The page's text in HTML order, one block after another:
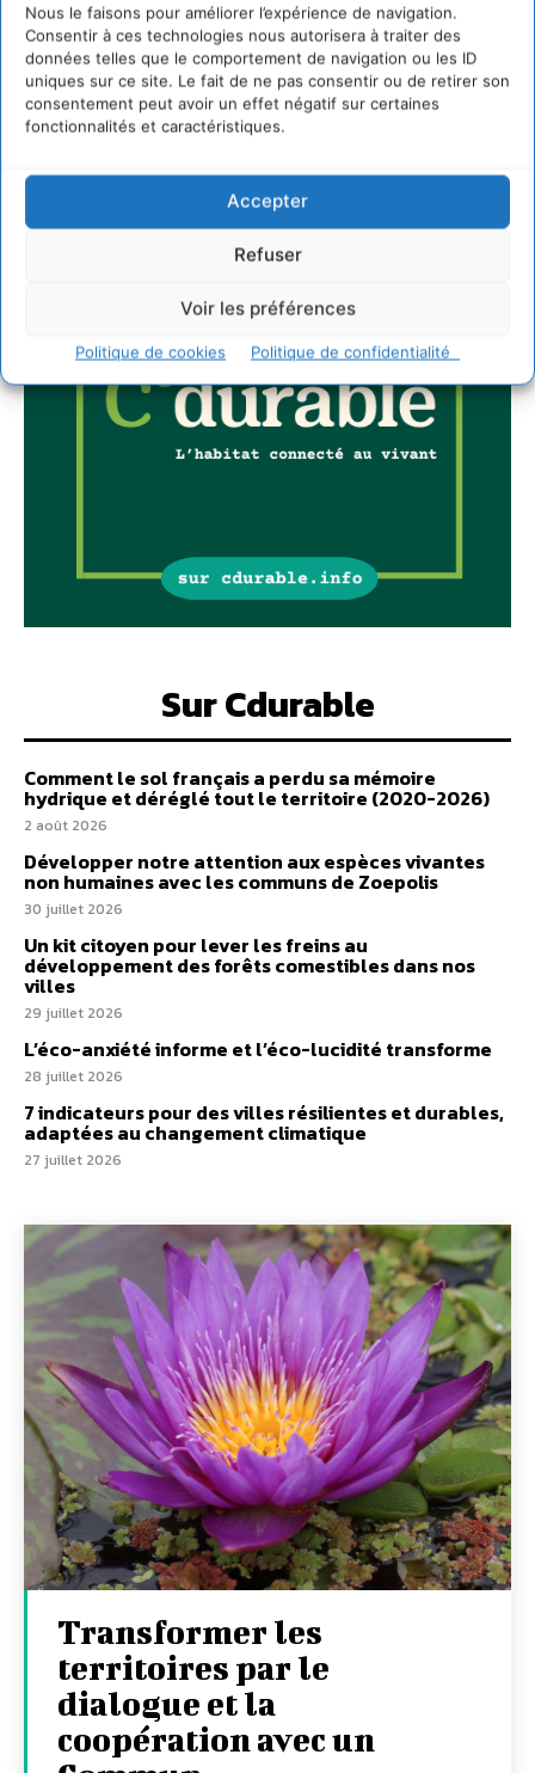
Nous le faisons pour améliorer l’expérience de navigation.
Consentir à ces technologies nous autorisera à traiter des
données telles que le comportement de navigation ou les ID
uniques sur ce site. Le fait de ne pas consentir ou de retirer son
consentement peut avoir un effet négatif sur certaines
fonctionnalités et caractéristiques.
Accepter
Refuser
Voir les préférences
Politique de cookies Politique de confidentialité
JE M'ABONNE
Sur Cdurable
Comment le sol français a perdu sa mémoire
hydrique et déréglé tout le territoire (2020-2026)
2 août 2026
Développer notre attention aux espèces vivantes
non humaines avec les communs de Zoepolis
30 juillet 2026
Un kit citoyen pour lever les freins au
développement des forêts comestibles dans nos
villes
29 juillet 2026
L’éco-anxiété informe et l’éco-lucidité transforme
28 juillet 2026
7 indicateurs pour des villes résilientes et durables,
adaptées au changement climatique
27 juillet 2026
Transformer les
territoires par le
dialogue et la
coopération avec un